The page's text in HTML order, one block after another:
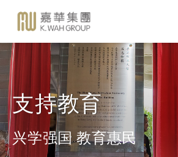
支持教育
兴学强国 教育惠民